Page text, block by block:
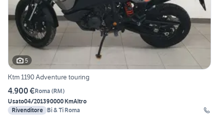
5
Ktm 1190 Adventure touring
4.900 €Roma (RM)
Usato04/201390000 KmAltro
Rivenditore
Bi & Ti Roma